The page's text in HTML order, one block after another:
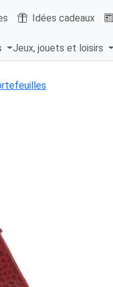
Idées cadeaux
Jeux, jouets et loisirs